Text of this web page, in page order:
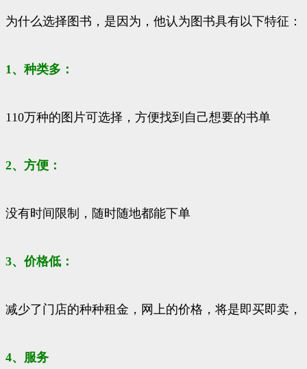
为什么选择图书，是因为，他认为图书具有以下特征：
1、种类多：
110万种的图片可选择，方便找到自己想要的书单
2、方便：
没有时间限制，随时随地都能下单
3、价格低：
减少了门店的种种租金，网上的价格，将是即买即卖，
4、服务